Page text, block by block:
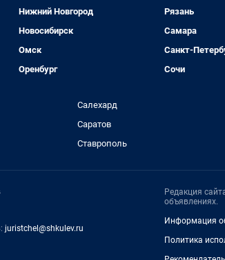
Нижний Новгород
Новосибирск
Омск
Оренбург
Рязань
Самара
Санкт-
Сочи
Салехард
Саратов
Ставрополь
juristchel@shkulev.ru
Редакция
объявлениях.
Информация
Политика